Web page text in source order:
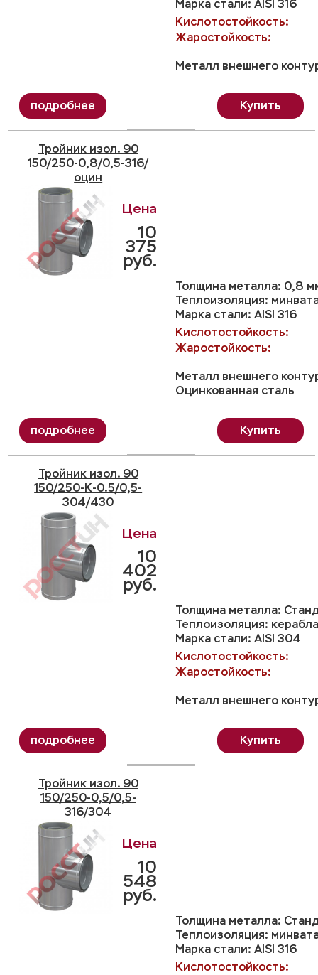
Марка стали: AISI 316
Кислотостойкость:
Жаростойкость:
Металл внешнего
Купить
Тройник изол. 90
150/250-0,8/0,5-316/
оцин
Толщина металла: 0,8
Теплоизоляция:
Марка стали: AISI 316
Кислотостойкость:
Жаростойкость:
Металл внешнего
Оцинкованная сталь
10
375
руб.
Купить
Тройник изол. 90
150/250-K-0.5/0,5-
304/430
Толщина металла:
Теплоизоляция:
Марка стали: AISI 304
Кислотостойкость:
Жаростойкость:
Металл внешнего
10
402
руб.
Купить
Тройник изол. 90
150/250-0,5/0,5-
316/304
Толщина металла:
Теплоизоляция:
Марка стали: AISI 316
Кислотостойкость:
10
548
руб.